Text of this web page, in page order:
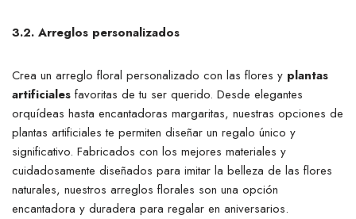
3.2. Arreglos personalizados
Crea un arreglo floral personalizado con las flores y plantas
artificiales favoritas de tu ser querido. Desde elegantes
orquídeas hasta encantadoras margaritas, nuestras opciones de
plantas artificiales te permiten diseñar un regalo único y
significativo. Fabricados con los mejores materiales y
cuidadosamente diseñados para imitar la belleza de las flores
naturales, nuestros arreglos florales son una opción
encantadora y duradera para regalar en aniversarios.